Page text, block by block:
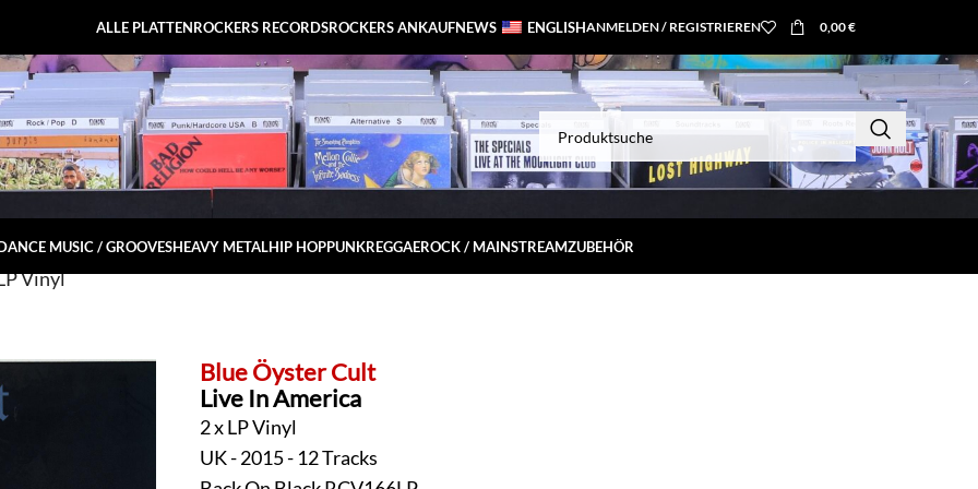
ALLE PLATTENROCKERS RECORDSROCKERS ANKAUFNEWS ENGLISHANMELDEN / REGISTRIEREN 0,00€
MUSIC / GROOVESHEAVY METALHIP HOPPUNKREGGAEROCK / MAINSTREAMZUBEHÖR
Vinyl
Blue Öyster Cult
Live In America
2 x LP Vinyl
UK - 2015 - 12 Tracks